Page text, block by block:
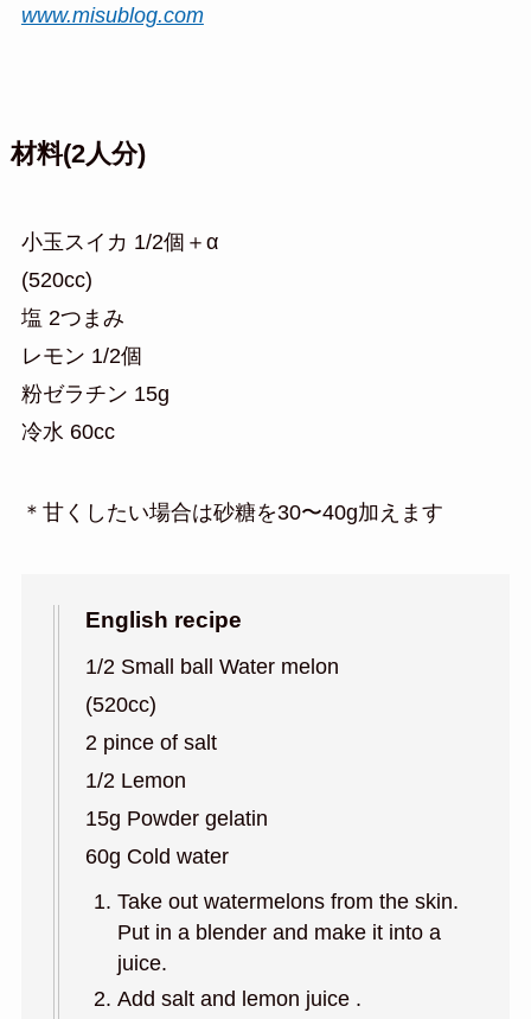
www.misublog.com
材料(2人分)
小玉スイカ 1/2個＋α
(520cc)
塩 2つまみ
レモン 1/2個
粉ゼラチン 15g
冷水 60cc
＊甘くしたい場合は砂糖を30〜40g加えます
English recipe
1/2 Small ball Water melon
(520cc)
2 pince of salt
1/2 Lemon
15g Powder gelatin
60g Cold water
Take out watermelons from the skin.
Put in a blender and make it into a
juice.
Add salt and lemon juice .